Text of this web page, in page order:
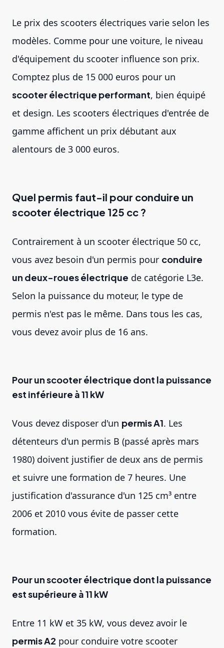
Le prix des scooters électriques varie selon les
modèles. Comme pour une voiture, le niveau
d'équipement du scooter influence son prix.
Comptez plus de 15 000 euros pour un
scooter électrique performant, bien équipé
et design. Les scooters électriques d'entrée de
gamme affichent un prix débutant aux
alentours de 3 000 euros.
Quel permis faut-il pour conduire un
scooter électrique 125 cc ?
Contrairement à un scooter électrique 50 cc,
vous avez besoin d'un permis pour conduire
un deux-roues électrique de catégorie L3e.
Selon la puissance du moteur, le type de
permis n'est pas le même. Dans tous les cas,
vous devez avoir plus de 16 ans.
Pour un scooter électrique dont la puissance
est inférieure à 11 kW
Vous devez disposer d'un permis A1. Les
détenteurs d'un permis B (passé après mars
1980) doivent justifier de deux ans de permis
et suivre une formation de 7 heures. Une
justification d'assurance d'un 125 cm³ entre
2006 et 2010 vous évite de passer cette
formation.
Pour un scooter électrique dont la puissance
est supérieure à 11 kW
Entre 11 kW et 35 kW, vous devez avoir le
permis A2 pour conduire votre scooter